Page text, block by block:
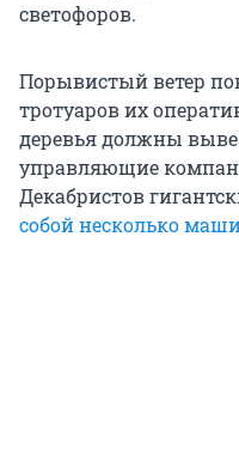
светофоров.
Порывистый ветер
тротуаров их
деревья должны
управляющие
Декабристов
собой несколько